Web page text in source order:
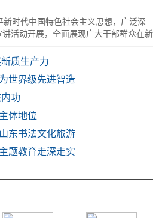
时代中国特色社会主义思想，广泛深
讲活动开展，全面展现广大干部群众在新
质生产力
世界级先进智造
功
体地位
东书法文化旅游
题教育走深走实